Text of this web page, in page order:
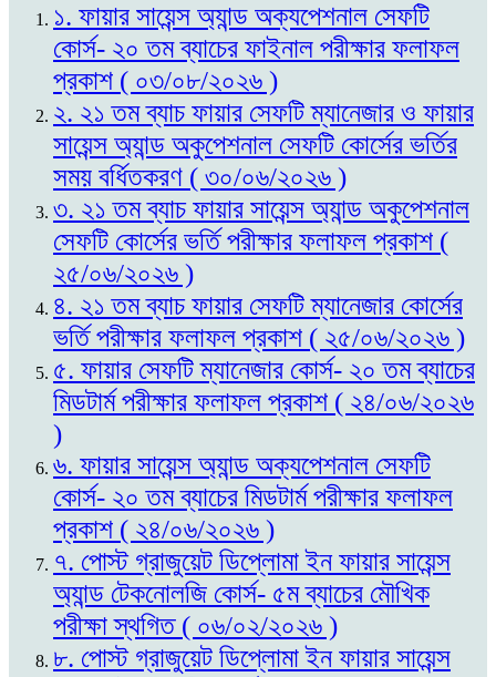
১. ফায়ার সায়েন্স অ্যান্ড অক্যপেশনাল সেফটি
কোর্স- ২০ তম ব্যাচের ফাইনাল পরীক্ষার ফলাফল
প্রকাশ ( ০৩/০৮/২০২৬ )
২. ২১ তম ব্যাচ ফায়ার সেফটি ম্যানেজার ও ফায়ার
সায়েন্স অ্যান্ড অকুপেশনাল সেফটি কোর্সের ভর্তির
সময় বর্ধিতকরণ ( ৩০/০৬/২০২৬ )
৩. ২১ তম ব্যাচ ফায়ার সায়েন্স অ্যান্ড অকুপেশনাল
সেফটি কোর্সের ভর্তি পরীক্ষার ফলাফল প্রকাশ (
২৫/০৬/২০২৬ )
৪. ২১ তম ব্যাচ ফায়ার সেফটি ম্যানেজার কোর্সের
ভর্তি পরীক্ষার ফলাফল প্রকাশ ( ২৫/০৬/২০২৬ )
৫. ফায়ার সেফটি ম্যানেজার কোর্স- ২০ তম ব্যাচের
মিডটার্ম পরীক্ষার ফলাফল প্রকাশ ( ২৪/০৬/২০২৬
)
৬. ফায়ার সায়েন্স অ্যান্ড অক্যপেশনাল সেফটি
কোর্স- ২০ তম ব্যাচের মিডটার্ম পরীক্ষার ফলাফল
প্রকাশ ( ২৪/০৬/২০২৬ )
৭. পোস্ট গ্রাজুয়েট ডিপ্লোমা ইন ফায়ার সায়েন্স
অ্যান্ড টেকনোলজি কোর্স- ৫ম ব্যাচের মৌখিক
পরীক্ষা স্থগিত ( ০৬/০২/২০২৬ )
৮. পোস্ট গ্রাজুয়েট ডিপ্লোমা ইন ফায়ার সায়েন্স